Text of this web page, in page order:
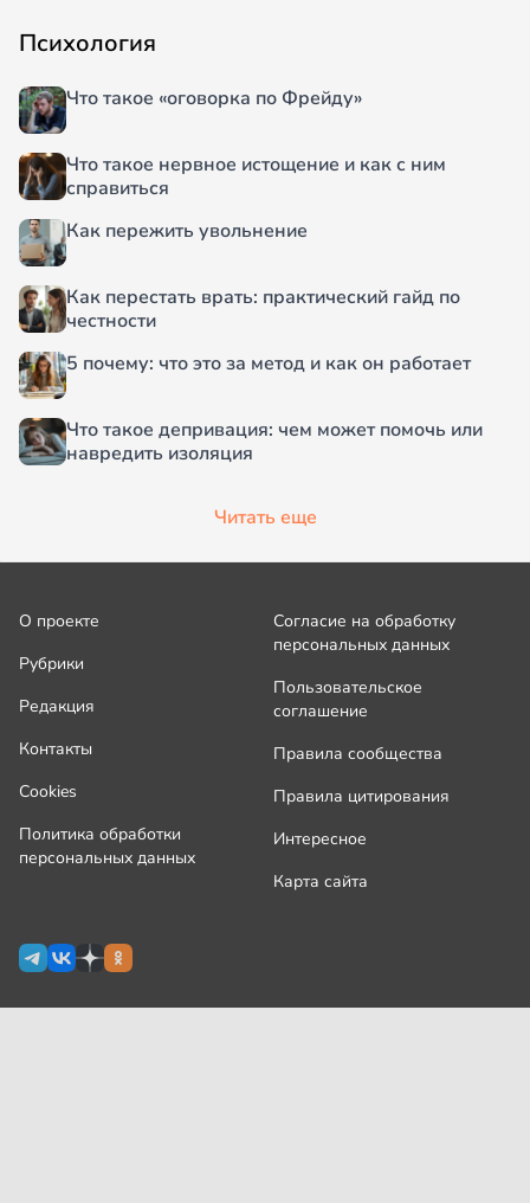
Психология
Что такое «оговорка по Фрейду»
Что такое нервное истощение и как с ним
справиться
Как пережить увольнение
Как перестать врать: практический гайд по
честности
5 почему: что это за метод и как он работает
Что такое депривация: чем может помочь или
навредить изоляция
Читать еще
О проекте
Рубрики
Редакция
Контакты
Cookies
Политика обработки
персональных данных
Согласие на обработку
персональных данных
Пользовательское
соглашение
Правила сообщества
Правила цитирования
Интересное
Карта сайта